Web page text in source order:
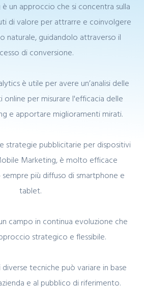
è un approccio che si concentra sulla
di valore per attrarre e coinvolgere
naturale, guidandolo attraverso il
di conversione.
è utile per avere un’analisi delle
per misurare l'efficacia delle
e apportare miglioramenti mirati.
strategie pubblicitarie per dispositivi
Marketing, è molto efficace
più diffuso di smartphone e
tablet.
campo in continua evoluzione che
strategico e flessibile.
tecniche può variare in base
e al pubblico di riferimento.